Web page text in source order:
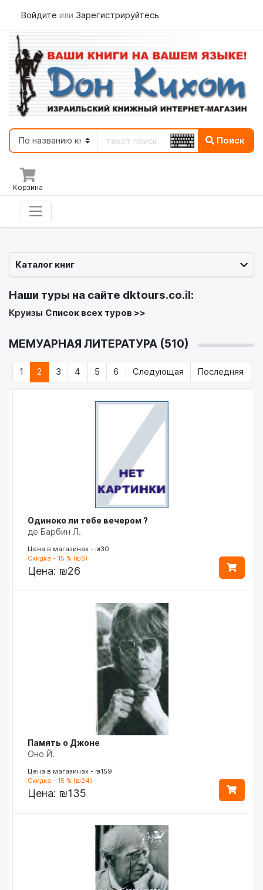
Войдите или Зарегистрируйтесь
Поиск
Корзина
Каталог книг
Наши туры на сайте dktours.co.il:
Круизы Список всех туров >>
МЕМУАРНАЯ ЛИТЕРАТУРА (510)
1 2 3 4 5 6 Следующая Последняя
Одиноко ли тебе вечером ?
де Барбин Л.
Цена в магазинах - ₪30
Скидка - 15 % (₪5)
Цена: ₪26
Память о Джоне
Оно Й.
Цена в магазинах - ₪159
Скидка - 15 % (₪24)
Цена: ₪135